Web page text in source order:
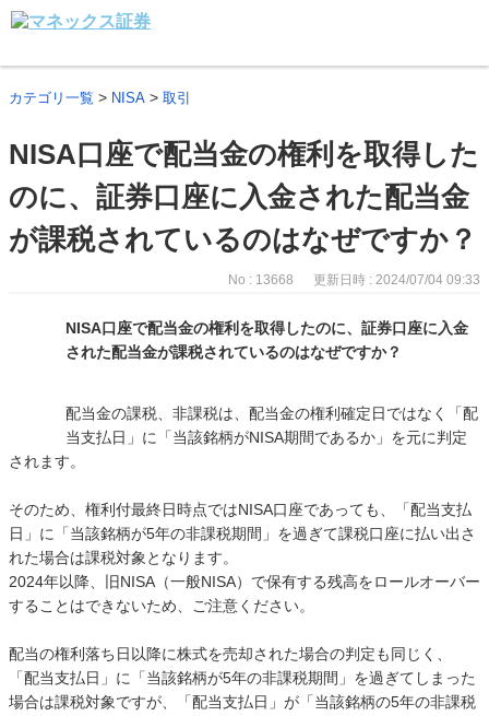
カテゴリ一覧 > NISA > 取引
NISA口座で配当金の権利を取得した
のに、証券口座に入金された配当金
が課税されているのはなぜですか？
No : 13668 更新日時 : 2024/07/04 09:33
NISA口座で配当金の権利を取得したのに、証券口座に入金
された配当金が課税されているのはなぜですか？
配当金の課税、非課税は、配当金の権利確定日ではなく「配
当支払日」に「当該銘柄がNISA期間であるか」を元に判定
されます。
そのため、権利付最終日時点ではNISA口座であっても、「配当支払
日」に「当該銘柄が5年の非課税期間」を過ぎて課税口座に払い出さ
れた場合は課税対象となります。
2024年以降、旧NISA（一般NISA）で保有する残高をロールオーバー
することはできないため、ご注意ください。
配当の権利落ち日以降に株式を売却された場合の判定も同じく、
「配当支払日」に「当該銘柄が5年の非課税期間」を過ぎてしまった
場合は課税対象ですが、「配当支払日」が「当該銘柄の5年の非課税